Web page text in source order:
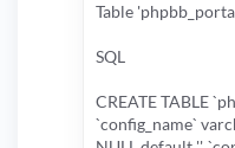
Table
SQL
CREATE TABLE
`config_name`